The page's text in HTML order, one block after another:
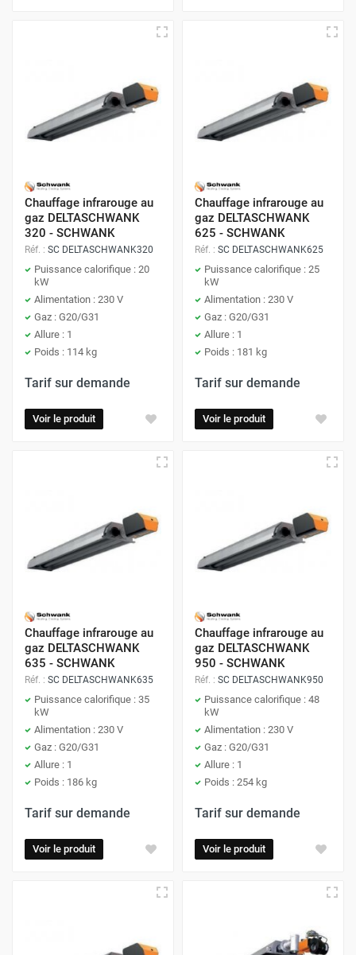
Chauffage infrarouge au
gaz DELTASCHWANK
320 - SCHWANK
Réf. : SC DELTASCHWANK320
Puissance calorifique : 20
kW
Alimentation : 230 V
Gaz : G20/G31
Allure : 1
Poids : 114 kg
Tarif sur demande
Voir le produit
Chauffage infrarouge au
gaz DELTASCHWANK
625 - SCHWANK
Réf. : SC DELTASCHWANK625
Puissance calorifique : 25
kW
Alimentation : 230 V
Gaz : G20/G31
Allure : 1
Poids : 181 kg
Tarif sur demande
Voir le produit
Chauffage infrarouge au
gaz DELTASCHWANK
635 - SCHWANK
Réf. : SC DELTASCHWANK635
Puissance calorifique : 35
kW
Alimentation : 230 V
Gaz : G20/G31
Allure : 1
Poids : 186 kg
Tarif sur demande
Voir le produit
Chauffage infrarouge au
gaz DELTASCHWANK
950 - SCHWANK
Réf. : SC DELTASCHWANK950
Puissance calorifique : 48
kW
Alimentation : 230 V
Gaz : G20/G31
Allure : 1
Poids : 254 kg
Tarif sur demande
Voir le produit